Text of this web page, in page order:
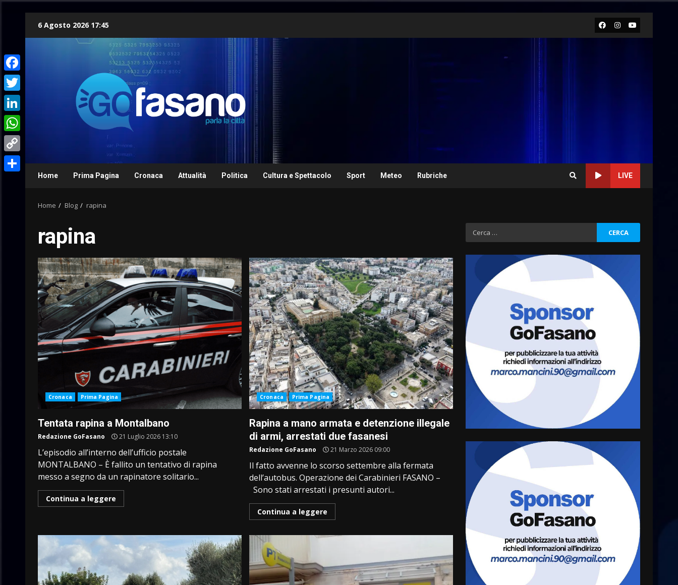
6 Agosto 2026 17:45 Facebook
Instagram
Youtube
Home Prima Pagina Cronaca Attualità Politica Cultura e Spettacolo Sport Meteo Rubriche LIVE
Home Blog rapina
rapina
Cronaca Prima Pagina
Tentata rapina a Montalbano
Redazione GoFasano 21 Luglio 2026 13:10
L’episodio all’interno dell’ufficio postale
MONTALBANO – È fallito un tentativo di rapina
messo a segno da un rapinatore solitario...
Continua a leggere
Cronaca Prima Pagina
Rapina a mano armata e detenzione illegale
di armi, arrestati due fasanesi
Redazione GoFasano 21 Marzo 2026 09:00
Il fatto avvenne lo scorso settembre alla fermata
dell’autobus. Operazione dei Carabinieri FASANO –
Sono stati arrestati i presunti autori...
Continua a leggere
Ricerca
per:
Cura dei beni comuni e
cittadinanza attiva: online
l’avviso per la gestione
condivisa della Villetta di
Laureto
La magia del Minareto e la
prima assoluta de “L’Albergo
Belvedere. Il rapimento”
6 Agosto 2026 06:15
Serie D, l’Us Fasano è
escluso dal campionato
frazioni fasanesi
5 Agosto 2026 11:03
Residenti di Savelletri
scrivono al Prefetto: “Noi
cittadini di serie B”
5 Agosto 2026 06:15
Carta d’identità: continua il
piano di aperture
straordinarie del Comune di
Fasano
Facebook
Twitter
LinkedIn
WhatsApp
Copy